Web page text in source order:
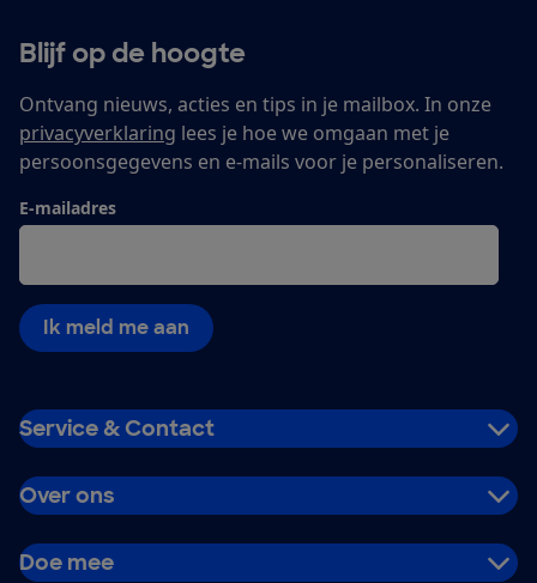
Blijf op de hoogte
Ontvang nieuws, acties en tips in je mailbox. In onze
privacyverklaring lees je hoe we omgaan met je
persoonsgegevens en e-mails voor je personaliseren.
E-mailadres
Ik meld me aan
Service & Contact
Over ons
Doe mee